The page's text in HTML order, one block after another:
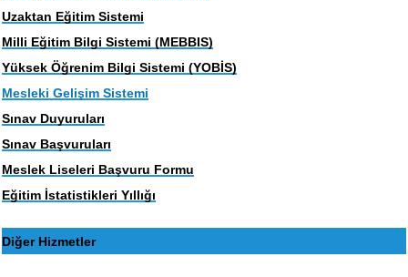
Uzaktan Eğitim Sistemi
Milli Eğitim Bilgi Sistemi (MEBBIS)
Yüksek Öğrenim Bilgi Sistemi (YOBİS)
Mesleki Gelişim Sistemi
Sınav Duyuruları
Sınav Başvuruları
Meslek Liseleri Başvuru Formu
Eğitim İstatistikleri Yıllığı
Diğer Hizmetler